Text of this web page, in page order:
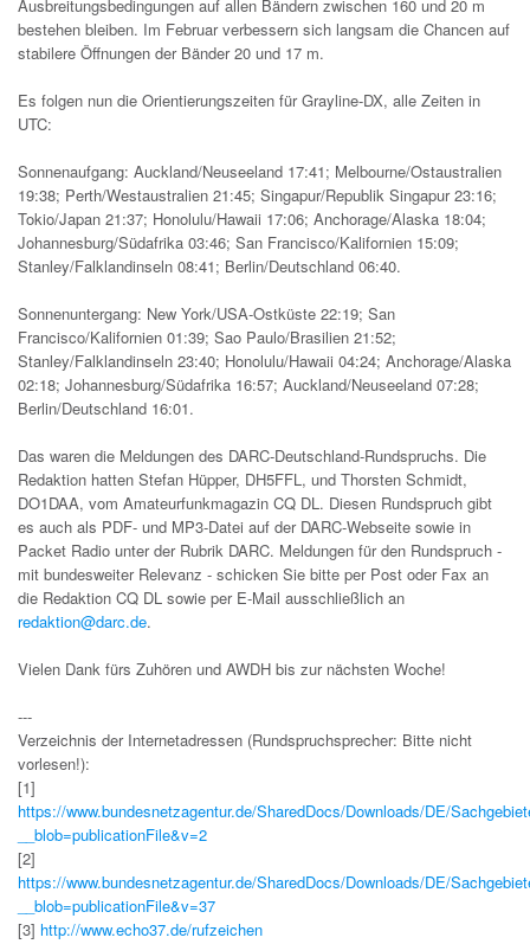
Ausbreitungsbedingungen auf allen Bändern zwischen 160 und 20 m
bestehen bleiben. Im Februar verbessern sich langsam die Chancen auf
stabilere Öffnungen der Bänder 20 und 17 m.
Es folgen nun die Orientierungszeiten für Grayline-DX, alle Zeiten in
UTC:
Sonnenaufgang: Auckland/Neuseeland 17:41; Melbourne/Ostaustralien
19:38; Perth/Westaustralien 21:45; Singapur/Republik Singapur 23:16;
Tokio/Japan 21:37; Honolulu/Hawaii 17:06; Anchorage/Alaska 18:04;
Johannesburg/Südafrika 03:46; San Francisco/Kalifornien 15:09;
Stanley/Falklandinseln 08:41; Berlin/Deutschland 06:40.
Sonnenuntergang: New York/USA-Ostküste 22:19; San
Francisco/Kalifornien 01:39; Sao Paulo/Brasilien 21:52;
Stanley/Falklandinseln 23:40; Honolulu/Hawaii 04:24; Anchorage/Alaska
02:18; Johannesburg/Südafrika 16:57; Auckland/Neuseeland 07:28;
Berlin/Deutschland 16:01.
Das waren die Meldungen des DARC-Deutschland-Rundspruchs. Die
Redaktion hatten Stefan Hüpper, DH5FFL, und Thorsten Schmidt,
DO1DAA, vom Amateurfunkmagazin CQ DL. Diesen Rundspruch gibt
es auch als PDF- und MP3-Datei auf der DARC-Webseite sowie in
Packet Radio unter der Rubrik DARC. Meldungen für den Rundspruch -
mit bundesweiter Relevanz - schicken Sie bitte per Post oder Fax an
die Redaktion CQ DL sowie per E-Mail ausschließlich an
redaktion@darc.de.
Vielen Dank fürs Zuhören und AWDH bis zur nächsten Woche!
---
Verzeichnis der Internetadressen (Rundspruchsprecher: Bitte nicht
vorlesen!):
[1]
https://www.bundesnetzagentur.de/SharedDocs/Downloads/DE/
__blob=publicationFile&v=2
[2]
https://www.bundesnetzagentur.de/SharedDocs/Downloads/DE/
__blob=publicationFile&v=37
[3] http://www.echo37.de/rufzeichen